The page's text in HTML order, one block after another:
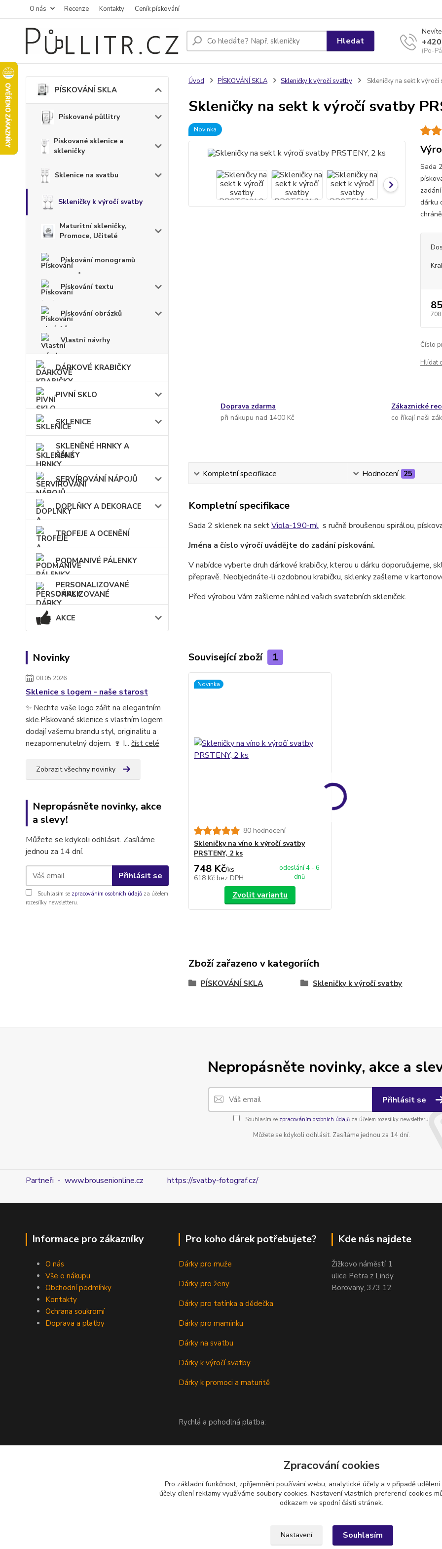
O nás Recenze Kontakty Ceník pískování
Hledat
(Po-
PÍSKOVÁNÍ SKLA
Pískované půllitry
Pískované sklenice a
skleničky
Sklenice na svatbu
Skleničky k výročí svatby
Maturitní skleničky,
Promoce, Učitelé
Pískování monogramů
Pískování textu
Pískování obrázků
Vlastní návrhy
DÁRKOVÉ KRABIČKY
PIVNÍ SKLO
SKLENICE
SKLENĚNÉ HRNKY A
ŠÁLKY
SERVÍROVÁNÍ NÁPOJŮ
DOPLŇKY A DEKORACE
TROFEJE A OCENĚNÍ
PODMANIVÉ PÁLENKY
PERSONALIZOVANÉ
DÁRKY
AKCE
Novinky
08.05.2026
Sklenice s logem - naše starost
✨ Nechte vaše logo zářit na elegantním
skle.Pískované sklenice s vlastním logem
dodají vašemu brandu styl, originalitu a
nezapomenutelný dojem. 🍷 I... číst celé
Zobrazit všechny novinky
Nepropásněte novinky, akce
a slevy!
Můžete se kdykoli odhlásit. Zasíláme
jednou za 14 dní.
Přihlásit se
Souhlasím se zpracováním osobních údajů za účelem
rozesílky newsletteru.
Úvod PÍSKOVÁNÍ SKLA Skleničky k výročí svatby Skleničky na sekt k výročí
Skleničky na sekt k výročí svatby
Novinka
Sada
dárku
708
Číslo
Hlídat
Doprava zdarma
při nákupu nad 1400 Kč
Zákaznické
co říkají naši
Kompletní specifikace Hodnocení 25
Kompletní specifikace
Sada 2 sklenek na sektViola-190-mls ručně broušenou spirálou,
Jména a číslo výročí uvádějte do zadání pískování.
V nabídce vyberte druh dárkové krabičky, kterou u dárku doporučujeme,
přepravě. Neobjednáte-li ozdobnou krabičku, sklenky zašleme v
Před výrobou Vám zašleme náhled vašich svatebních skleniček.
Související zboží 1
Novinka
80 hodnocení
Skleničky na víno k výročí svatby
PRSTENY, 2 ks
748 Kč/ks
618 Kč bez DPH
odeslání 4 - 6
dnů
Zvolit variantu
Zboží zařazeno v kategoriích
PÍSKOVÁNÍ SKLA Skleničky k výročí svatby
Nepropásněte novinky, akce a
Přihlásit se
Souhlasím se zpracováním osobních údajůza účelem rozesílky newsletteru.
Můžete se kdykoli odhlásit. Zasíláme jednou za 14 dní.
Partneři - www.brousenionline.cz https://svatby-fotograf.cz/
Informace pro zákazníky
O nás
Vše o nákupu
Obchodní podmínky
Kontakty
Ochrana soukromí
Doprava a platby
Pro koho dárek potřebujete?
Dárky pro muže
Dárky pro ženy
Dárky pro tatínka a dědečka
Dárky pro maminku
Dárky na svatbu
Dárky k výročí svatby
Dárky k promoci a maturitě
Rychlá a pohodlná platba:
Kde nás najdete
Žižkovo náměstí 1
ulice Petra z Lindy
Borovany, 373 12
Zpracování cookies
Pro základní funkčnost, zpříjemnění používání webu, analytické účely a v případě udělení
účely cílení reklamy využíváme soubory cookies. Nastavení vlastních preferencí cookies
odkazem ve spodní části stránek.
Nastavení Souhlasím